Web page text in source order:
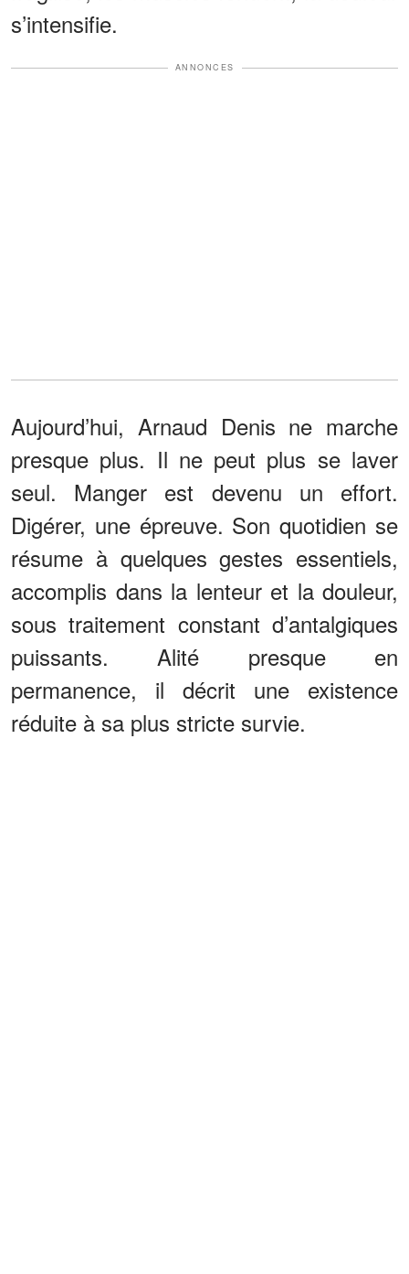
s’intensifie.
ANNONCES
Aujourd’hui, Arnaud Denis ne marche
presque plus. Il ne peut plus se laver
seul. Manger est devenu un effort.
Digérer, une épreuve. Son quotidien se
résume à quelques gestes essentiels,
accomplis dans la lenteur et la douleur,
sous traitement constant d’antalgiques
puissants. Alité presque en
permanence, il décrit une existence
réduite à sa plus stricte survie.